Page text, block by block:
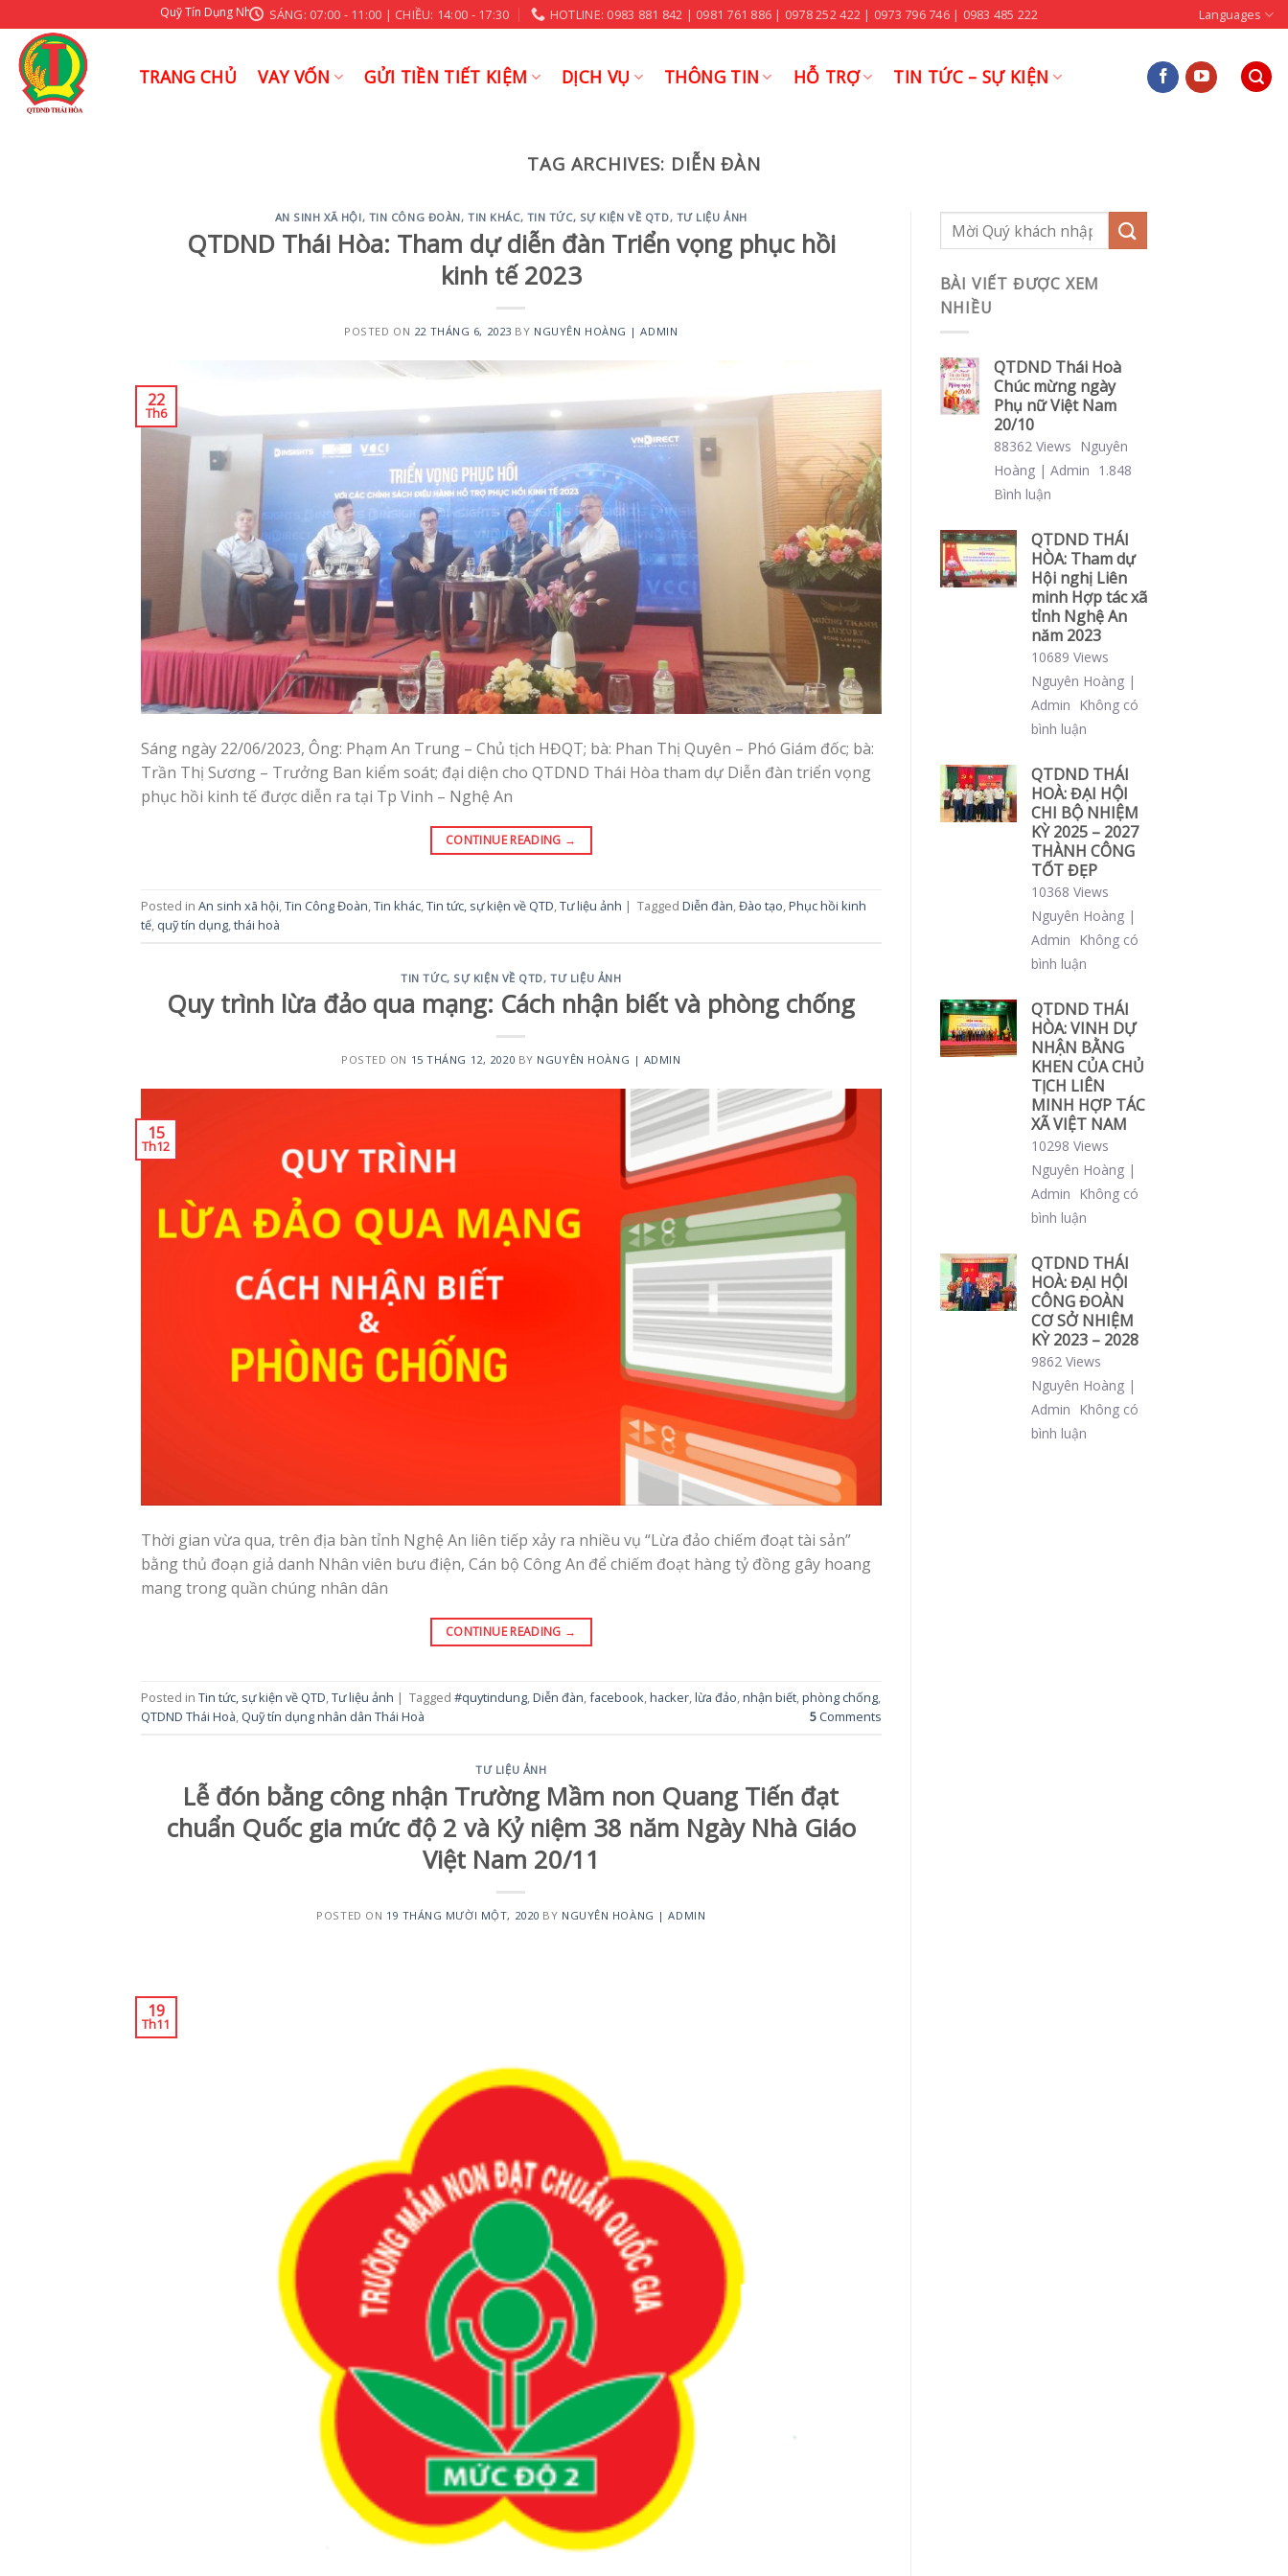
to
content
Quỹ Tín Dụng Nhân Dân Thái Hoà Xin Kính Chào Quý Khách
SÁNG: 07:00 - 11:00 | CHIỀU: 14:00 - 17:30 HOTLINE: 0983 881 842 | 0981 761 886 | 0978 252 422 | 0973 796 746 | 0983 485 222 Languages
TRANG CHỦ VAY VỐN GỬI TIỀN TIẾT KIỆM DỊCH VỤ THÔNG TIN HỖ TRỢ TIN TỨC – SỰ KIỆN
TAG ARCHIVES: DIỄN ĐÀN
AN SINH XÃ HỘI, TIN CÔNG ĐOÀN,TIN KHÁC, TIN TỨC, SỰ KIỆN VỀ QTD, TƯ LIỆU ẢNH
QTDND Thái Hòa: Tham dự diễn đàn Triển vọng phục hồi
kinh tế 2023
POSTED ON 22 THÁNG 6, 2023 BY NGUYÊN HOÀNG | ADMIN
22
Th6
Sáng ngày 22/06/2023, Ông: Phạm An Trung – Chủ tịch HĐQT; bà: Phan Thị Quyên – Phó Giám đốc; bà:
Trần Thị Sương – Trưởng Ban kiểm soát; đại diện cho QTDND Thái Hòa tham dự Diễn đàn triển vọng
phục hồi kinh tế được diễn ra tại Tp Vinh – Nghệ An
CONTINUE READING →
Posted in An sinh xã hội,Tin Công Đoàn,Tin khác,Tin tức, sự kiện về QTD,Tư liệu ảnh | Tagged Diễn đàn,Đào tạo,Phục hồi kinh
tế, quỹ tín dụng,thái hoà
TIN TỨC, SỰ KIỆN VỀ QTD,TƯ LIỆU ẢNH
Quy trình lừa đảo qua mạng: Cách nhận biết và phòng chống
POSTED ON 15 THÁNG 12, 2020 BY NGUYÊN HOÀNG | ADMIN
15
Th12
Thời gian vừa qua, trên địa bàn tỉnh Nghệ An liên tiếp xảy ra nhiều vụ “Lừa đảo chiếm đoạt tài sản”
bằng thủ đoạn giả danh Nhân viên bưu điện, Cán bộ Công An để chiếm đoạt hàng tỷ đồng gây hoang
mang trong quần chúng nhân dân
CONTINUE READING →
Posted in Tin tức, sự kiện về QTD,Tư liệu ảnh | Tagged #quytindung,Diễn đàn,facebook,hacker,lừa đảo,nhận biết,phòng chống,
QTDND Thái Hoà, Quỹ tín dụng nhân dân Thái Hoà 5Comments
TƯ LIỆU ẢNH
Lễ đón bằng công nhận Trường Mầm non Quang Tiến đạt
chuẩn Quốc gia mức độ 2 và Kỷ niệm 38 năm Ngày Nhà Giáo
Việt Nam 20/11
POSTED ON 19 THÁNG MƯỜI MỘT, 2020 BY NGUYÊN HOÀNG | ADMIN
19
Th11
BÀI VIẾT ĐƯỢC XEM
NHIỀU
QTDND Thái Hoà
Chúc mừng ngày
Phụ nữ Việt Nam
20/10
88362 Views
Nguyên
Hoàng | Admin 1.848
Bình luận
QTDND THÁI
HÒA: Tham dự
Hội nghị Liên
minh Hợp tác xã
tỉnh Nghệ An
năm 2023
10689 Views
Nguyên Hoàng |
Admin
Không có
bình luận
QTDND THÁI
HOÀ: ĐẠI HỘI
CHI BỘ NHIỆM
KỲ 2025 – 2027
THÀNH CÔNG
TỐT ĐẸP
10368 Views
Nguyên Hoàng |
Admin
Không có
bình luận
QTDND THÁI
HÒA: VINH DỰ
NHẬN BẰNG
KHEN CỦA CHỦ
TỊCH LIÊN
MINH HỢP TÁC
XÃ VIỆT NAM
10298 Views
Nguyên Hoàng |
Admin
Không có
bình luận
QTDND THÁI
HOÀ: ĐẠI HỘI
CÔNG ĐOÀN
CƠ SỞ NHIỆM
KỲ 2023 – 2028
9862 Views
Nguyên Hoàng |
Admin
Không có
bình luận